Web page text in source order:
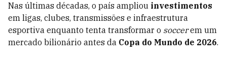
Nas últimas décadas, o país ampliou investimentos
em ligas, clubes, transmissões e infraestrutura
esportiva enquanto tenta transformar o soccerem um
mercado bilionário antes da Copa do Mundo de 2026.